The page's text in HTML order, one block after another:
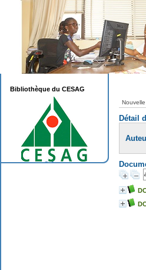
Détail
Bibliothèque du CESAG